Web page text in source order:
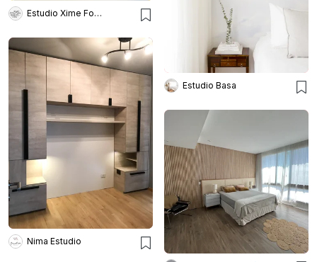
Estudio Xime Fontan Balestra
Estudio Basa
Nima Estudio